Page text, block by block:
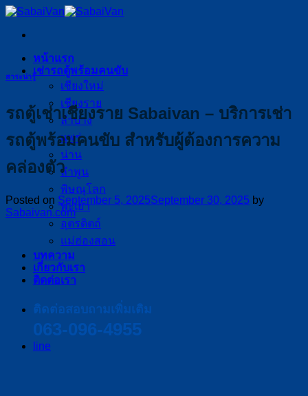
Skip
content
หน้าแรก
เช่ารถตู้พร้อมคนขับ
เชียงใหม่
เชียงราย
ลำปาง
แพร่
น่าน
ลำพูน
พิษณุโลก
พะเยา
อุตรดิตถ์
แม่ฮ่องสอน
บทความ
เกี่ยวกับเรา
ติดต่อเรา
ติดต่อสอบถามเพิ่มเติม
063-096-4955
line
สาระน่ารู้
รถตู้เช่าเชียงราย Sabaivan – บริการเช่า
รถตู้พร้อมคนขับ สำหรับผู้ต้องการความ
คล่องตัว
Posted on September 5, 2025September 30, 2025 by
Sabaivan.com